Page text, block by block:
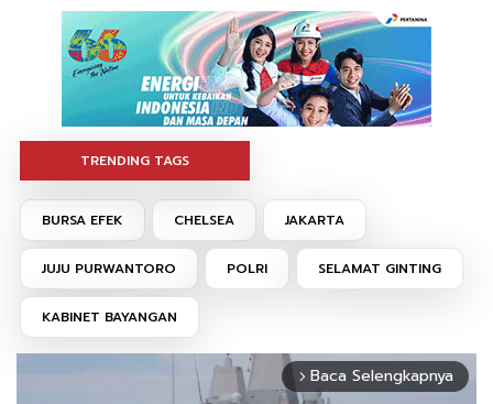
TRENDING TAGS
BURSA EFEK CHELSEA JAKARTA
JUJU PURWANTORO POLRI SELAMAT GINTING
KABINET BAYANGAN
arrow_forward_ios Baca Selengkapnya